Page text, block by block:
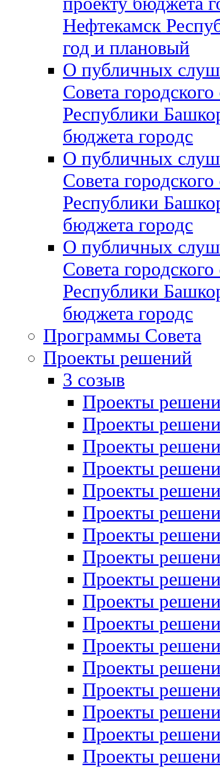
Нефтекамск
год и плановый
О публичных
Совета
Республики
бюджета городс
О публичных
Совета
Республики
бюджета городс
О публичных
Совета
Республики
бюджета городс
Программы Совета
Проекты решений
3 созыв
Проекты
Проекты
Проекты
Проекты
Проекты
Проекты
Проекты
Проекты
Проекты
Проекты
Проекты
Проекты
Проекты
Проекты
Проекты
Проекты
Проекты